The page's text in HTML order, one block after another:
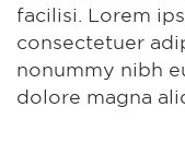
facilisi. Lorem
consectetuer
nonummy nibh
dolore magna